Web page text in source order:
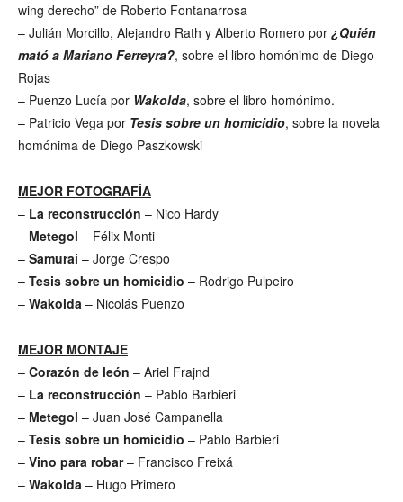
wing derecho” de Roberto Fontanarrosa
– Julián Morcillo, Alejandro Rath y Alberto Romero por ¿Quién
mató a Mariano Ferreyra?, sobre el libro homónimo de Diego
Rojas
– Puenzo Lucía por Wakolda, sobre el libro homónimo.
– Patricio Vega por Tesis sobre un homicidio, sobre la novela
homónima de Diego Paszkowski
MEJOR FOTOGRAFÍA
– La reconstrucción – Nico Hardy
– Metegol – Félix Monti
– Samurai – Jorge Crespo
– Tesis sobre un homicidio – Rodrigo Pulpeiro
– Wakolda – Nicolás Puenzo
MEJOR MONTAJE
– Corazón de león – Ariel Frajnd
– La reconstrucción – Pablo Barbieri
– Metegol – Juan José Campanella
– Tesis sobre un homicidio – Pablo Barbieri
– Vino para robar– Francisco Freixá
– Wakolda – Hugo Primero